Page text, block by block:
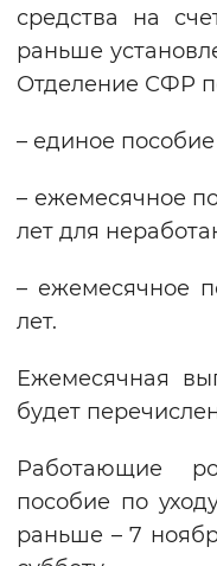
Монохромный
средства на
раньше
Отделение СФР
– единое пособие
– ежемесячное
лет для
– ежемесячное
лет.
Ежемесячная
будет
Работающие
пособие по
раньше – 7